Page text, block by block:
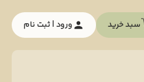
سبد خرید ورود | ثبت نام